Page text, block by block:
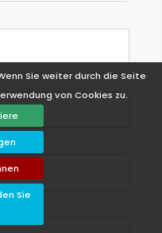
Sie weiter durch die Seite
von Cookies zu.
Sie